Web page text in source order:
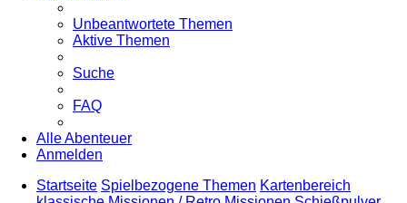
Unbeantwortete Themen
Aktive Themen
Suche
FAQ
Alle Abenteuer
Anmelden
Startseite Spielbezogene Themen Kartenbereich